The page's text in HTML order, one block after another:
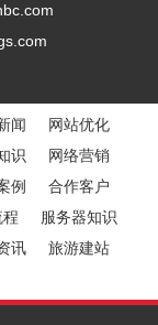
闻
网站优化
识
网络营销
例
合作客户
服务器知识
讯
旅游建站